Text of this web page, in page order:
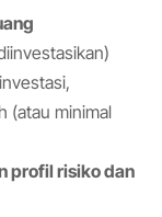
(atau minimal
profil risiko dan